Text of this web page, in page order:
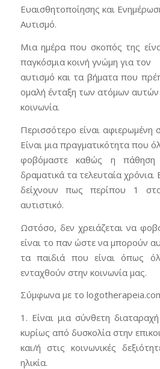
Ευαισθητοποίησης και
Αυτισμό.
Μια ημέρα που σκοπός της
παγκόσμια κοινή γνώμη για τον
αυτισμό και τα βήματα που
ομαλή ένταξη των ατόμων αυτών
κοινωνία.
Περισσότερο είναι αφιερωμένη
Είναι μια πραγματικότητα που
φοβόμαστε καθώς η πάθηση
δραματικά τα τελευταία χρόνια.
δείχνουν πως περίπου 1
αυτιστικό.
Ωστόσο, δεν χρειάζεται να
είναι το παν ώστε να μπορούν
τα παιδιά που είναι όπως
ενταχθούν στην κοινωνία μας.
Σύμφωνα με το
1. Είναι μια σύνθετη
κυρίως από δυσκολία στην
και/ή στις κοινωνικές
ηλικία.